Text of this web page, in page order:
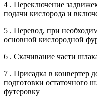
4 . Переключение
подачи кислорода и
5 . Перевод, при
основной кислородной
6 . Скачивание части
7 . Присадка в конвертер
подготовки остаточного
футеровку